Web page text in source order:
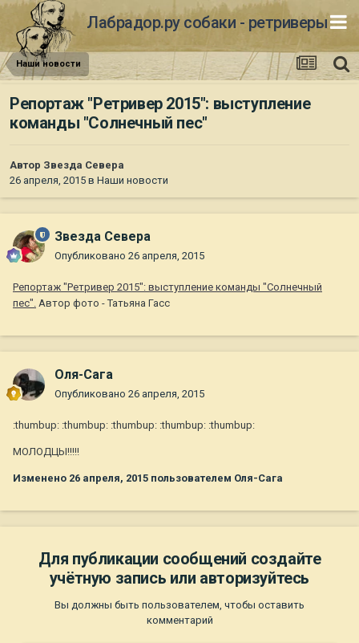
Лабрадор.ру собаки - ретриверы
Наши новости
Репортаж "Ретривер 2015": выступление
команды "Солнечный пес"
Автор Звезда Севера
26 апреля, 2015 в Наши новости
Звезда Севера
Опубликовано 26 апреля, 2015
Репортаж "Ретривер 2015": выступление команды "Солнечный
пес". Автор фото - Татьяна Гасс
Оля-Сага
Опубликовано 26 апреля, 2015
:thumbup: :thumbup: :thumbup: :thumbup: :thumbup:
МОЛОДЦЫ!!!!!
Изменено 26 апреля, 2015 пользователем Оля-Сага
Для публикации сообщений создайте
учётную запись или авторизуйтесь
Вы должны быть пользователем, чтобы оставить
комментарий